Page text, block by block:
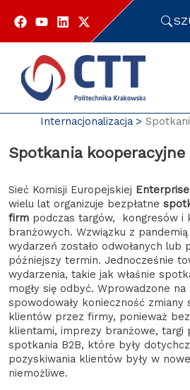
Strona główna
Internacjonalizacja
Spotkania kooperacyjne
Sieć Komisji Europejskiej
wielu lat organizuje bezpłatne
firm podczas targów, kongresów i
branżowych. Wzwiązku z pandemią
wydarzeń zostało odwołanych lub
późniejszy termin. Jednocześnie
wydarzenia, takie jak właśnie
mogły się odbyć. Wprowadzone
spowodowały konieczność zmiany
klientów przez firmy, ponieważ
klientami, imprezy branżowe, targi
spotkania B2B, które były
pozyskiwania klientów były w
niemożliwe.